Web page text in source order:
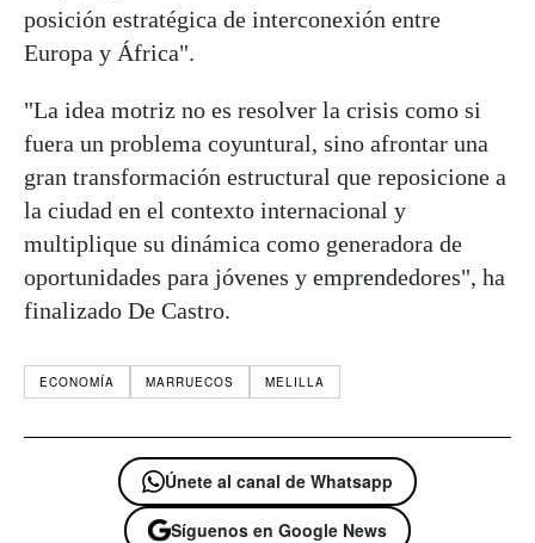
posición estratégica de interconexión entre
Europa y África".
"La idea motriz no es resolver la crisis como si
fuera un problema coyuntural, sino afrontar una
gran transformación estructural que reposicione a
la ciudad en el contexto internacional y
multiplique su dinámica como generadora de
oportunidades para jóvenes y emprendedores", ha
finalizado De Castro.
ECONOMÍA MARRUECOS MELILLA
Únete al canal de Whatsapp
Síguenos en Google News